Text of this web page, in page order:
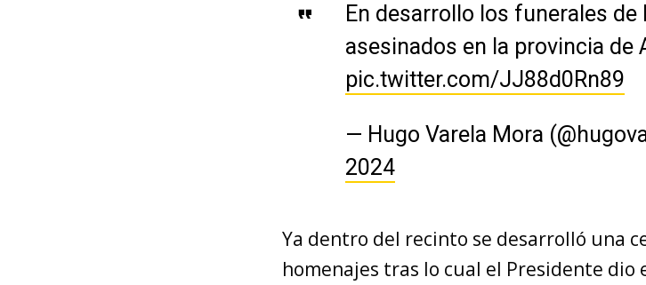
En desarrollo los funerales de
asesinados en la provincia de
pic.twitter.com/JJ88d0Rn89
— Hugo Varela Mora
2024
Ya dentro del recinto se desarrolló una
homenajes tras lo cual el Presidente dio